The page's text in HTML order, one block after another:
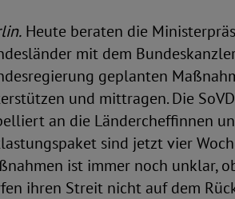
Heute beraten die
mit dem
geplanten
und mittragen. Die
an die Ländercheffinnen
sind jetzt vier
ist immer noch unklar,
ihren Streit nicht auf dem